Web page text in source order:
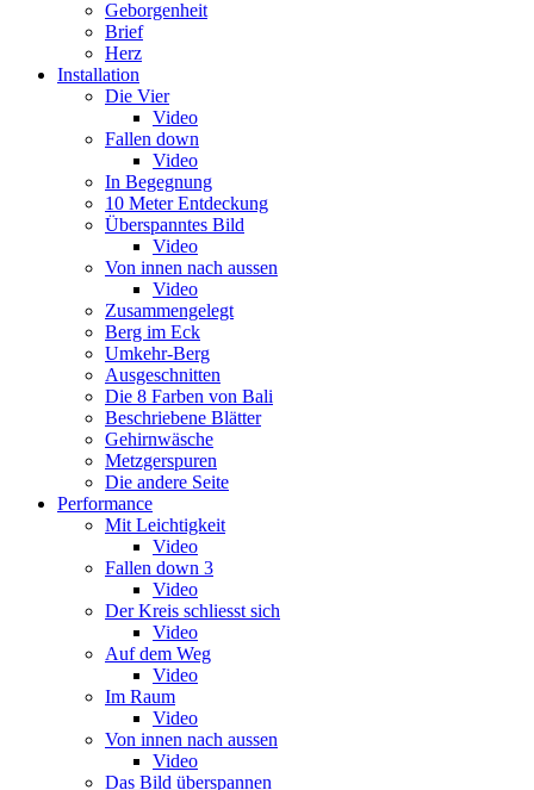
Geborgenheit
Brief
Herz
Installation
Die Vier
Video
Fallen down
Video
In Begegnung
10 Meter Entdeckung
Überspanntes Bild
Video
Von innen nach aussen
Video
Zusammengelegt
Berg im Eck
Umkehr-Berg
Ausgeschnitten
Die 8 Farben von Bali
Beschriebene Blätter
Gehirnwäsche
Metzgerspuren
Die andere Seite
Performance
Mit Leichtigkeit
Video
Fallen down 3
Video
Der Kreis schliesst sich
Video
Auf dem Weg
Video
Im Raum
Video
Von innen nach aussen
Video
Das Bild überspannen